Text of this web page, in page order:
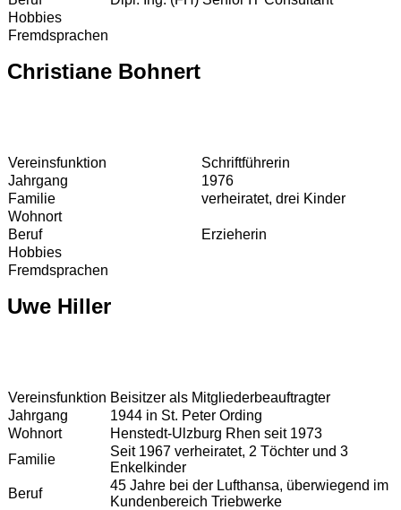
Hobbies
Fremdsprachen
Christiane Bohnert
Vereinsfunktion
Schriftführerin
Jahrgang
1976
Familie
verheiratet, drei Kinder
Wohnort
Beruf
Erzieherin
Hobbies
Fremdsprachen
Uwe Hiller
Vereinsfunktion Beisitzer als Mitgliederbeauftragter
Jahrgang
1944 in St. Peter Ording
Wohnort
Henstedt-Ulzburg Rhen seit 1973
Familie
Seit 1967 verheiratet, 2 Töchter und 3
Enkelkinder
Beruf
45 Jahre bei der Lufthansa, überwiegend im
Kundenbereich Triebwerke